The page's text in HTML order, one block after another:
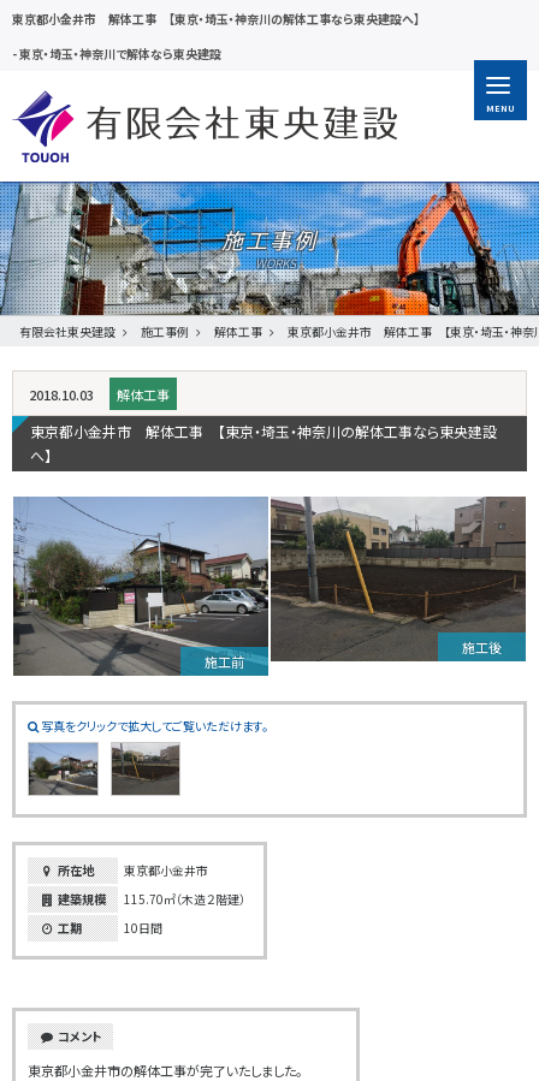
東京都小金井市 解体工事 【東京・埼玉・神奈川の解体工事なら東央建設へ】
-東京・埼玉・神奈川で解体なら東央建設
MENU
施工事例
有限会社東央建設 施工事例 解体工事 東京都小金井市 解体工事 【東京・埼玉・神奈
2018.10.03 解体工事
東京都小金井市 解体工事 【東京・埼玉・神奈川の解体工事なら東央建設
へ】
施工前
施工後
写真をクリックで拡大してご覧いただけます。
所在地
東京都小金井市
建築規模
115.70㎡（木造２階建）
工期
10日間
コメント
東京都小金井市の解体工事が完了いたしました。